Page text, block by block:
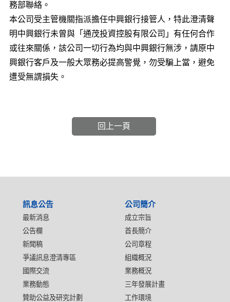
務部聯絡。
本公司受主管機關指派擔任中興銀行接管人，特此澄清聲
明中興銀行未曾與「通茂投資控股有限公司」有任何合作
或往來關係，該公司一切行為均與中興銀行無涉，請原中
興銀行客戶及一般大眾務必提高警覺，勿受騙上當，避免
遭受無謂損失。
回上一頁
訊息公告
最新消息
公告欄
新聞稿
爭議訊息澄清專區
國際交流
業務動態
贊助公益及研究計劃
公司簡介
成立宗旨
首長簡介
公司章程
組織概況
業務概況
三年發展計畫
工作環境